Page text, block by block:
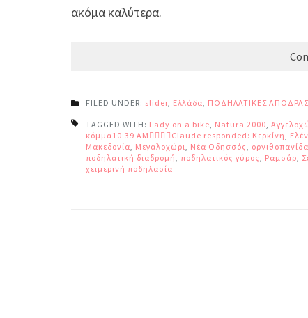
ακόμα καλύτερα.
FILED UNDER: slider, Ελλάδα, ΠΟΔΗΛΑΤΙΚΕΣ
TAGGED WITH: Lady on a bike, Natura 2000,
κόμμα10:39 AMClaude responded: Κερκίνη,
Μακεδονία, Μεγαλοχώρι, Νέα Οδησσός, ορνιθοπανίδα
ποδηλατική διαδρομή, ποδηλατικός γύρος, Ραμσάρ,
χειμερινή ποδηλασία